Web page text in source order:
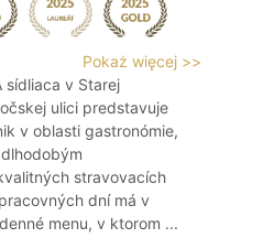
Pokaż więcej >>
sídliaca v Starej
ulici predstavuje
v oblasti gastronómie,
stravovacích
dní má v
menu, v ktorom ...